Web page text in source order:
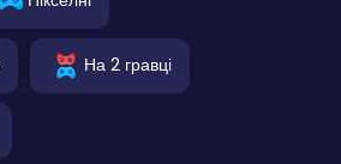
На 2 гравці